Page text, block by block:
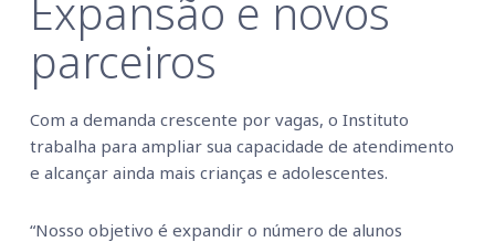
Expansão e novos
parceiros
Com a demanda crescente por vagas, o Instituto
trabalha para ampliar sua capacidade de atendimento
e alcançar ainda mais crianças e adolescentes.
“Nosso objetivo é expandir o número de alunos